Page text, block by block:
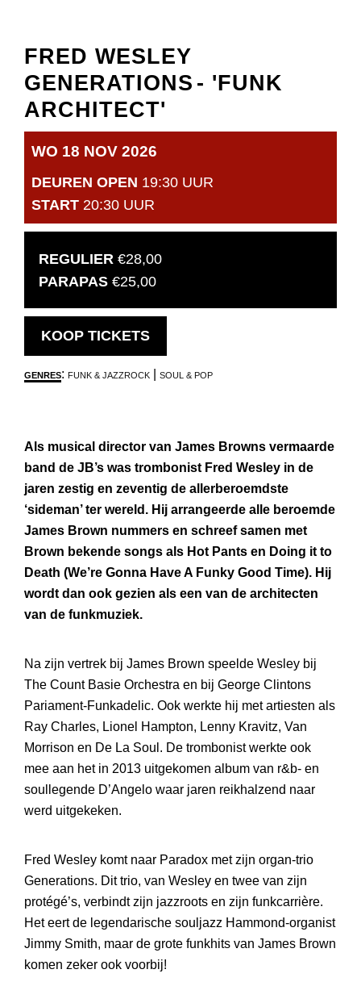
FRED WESLEY
GENERATIONS - 'FUNK
ARCHITECT'
WO 18 NOV 2026
DEUREN OPEN 19:30 UUR
START 20:30 UUR
REGULIER €28,00
PARAPAS €25,00
KOOP TICKETSOPENT
IN
NIEUW
GENRES: FUNK & JAZZROCK SOUL & POP
Als musical director van James Browns vermaarde
band de JB’s was trombonist Fred Wesley in de
jaren zestig en zeventig de allerberoemdste
‘sideman’ ter wereld. Hij arrangeerde alle beroemde
James Brown nummers en schreef samen met
Brown bekende songs als Hot Pants en Doing it to
Death (We’re Gonna Have A Funky Good Time). Hij
wordt dan ook gezien als een van de architecten
van de funkmuziek.
Na zijn vertrek bij James Brown speelde Wesley bij
The Count Basie Orchestra en bij George Clintons
Pariament-Funkadelic. Ook werkte hij met artiesten als
Ray Charles, Lionel Hampton, Lenny Kravitz, Van
Morrison en De La Soul. De trombonist werkte ook
mee aan het in 2013 uitgekomen album van r&b- en
soullegende D’Angelo waar jaren reikhalzend naar
werd uitgekeken.
Fred Wesley komt naar Paradox met zijn organ-trio
Generations. Dit trio, van Wesley en twee van zijn
protégé’s, verbindt zijn jazzroots en zijn funkcarrière.
Het eert de legendarische souljazz Hammond-organist
Jimmy Smith, maar de grote funkhits van James Brown
komen zeker ook voorbij!